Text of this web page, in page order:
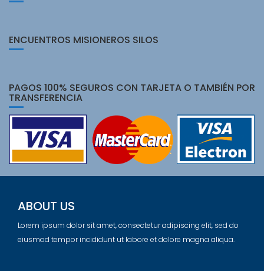
ENCUENTROS MISIONEROS SILOS
PAGOS 100% SEGUROS CON TARJETA O TAMBIÉN POR
TRANSFERENCIA
ABOUT US
Lorem ipsum dolor sit amet, consectetur adipiscing elit, sed do
eiusmod tempor incididunt ut labore et dolore magna aliqua.